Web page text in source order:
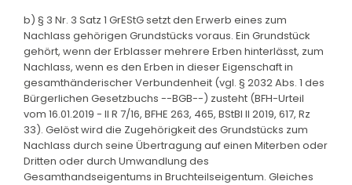
b) § 3 Nr. 3 Satz 1 GrEStG setzt den Erwerb eines zum
Nachlass gehörigen Grundstücks voraus. Ein Grundstück
gehört, wenn der Erblasser mehrere Erben hinterlässt, zum
Nachlass, wenn es den Erben in dieser Eigenschaft in
gesamthänderischer Verbundenheit (vgl. § 2032 Abs. 1 des
Bürgerlichen Gesetzbuchs --BGB--) zusteht (BFH-Urteil
vom 16.01.2019 - II R 7/16, BFHE 263, 465, BStBl II 2019, 617, Rz
33). Gelöst wird die Zugehörigkeit des Grundstücks zum
Nachlass durch seine Übertragung auf einen Miterben oder
Dritten oder durch Umwandlung des
Gesamthandseigentums in Bruchteilseigentum. Gleiches